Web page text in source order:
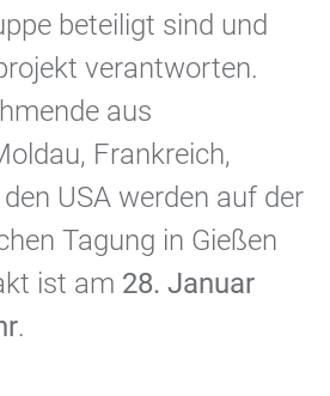
beteiligt sind und
verantworten.
aus
Frankreich,
USA werden auf der
Tagung in Gießen
ist am 28. Januar
.